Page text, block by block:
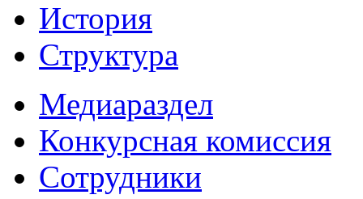
История
Структура
Медиараздел
Конкурсная комиссия
Сотрудники